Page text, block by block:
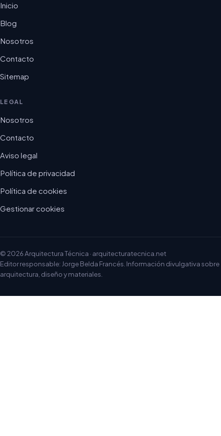
Inicio
Blog
Nosotros
Contacto
Sitemap
LEGAL
Nosotros
Contacto
Aviso legal
Política de privacidad
Política de cookies
Gestionar cookies
© 2026 Arquitectura Técnica · arquitecturatecnica.net
Editor responsable: Jorge Belda Francés. Información divulgativa sobre
arquitectura, diseño y materiales.